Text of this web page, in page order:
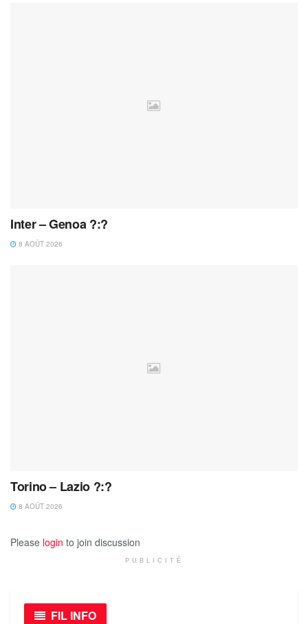
Inter – Genoa ?:?
8 AOÛT 2026
Torino – Lazio ?:?
8 AOÛT 2026
Please login to join discussion
PUBLICITÉ
FIL INFO